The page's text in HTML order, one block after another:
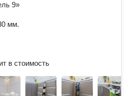
9»
мм.
в стоимость